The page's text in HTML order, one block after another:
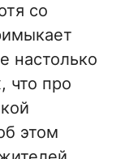
со
настолько
что про
этом